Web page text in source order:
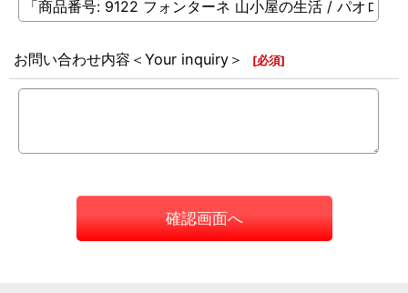
お問い合わせ内容＜Your inquiry＞ [必須]
確認画面へ